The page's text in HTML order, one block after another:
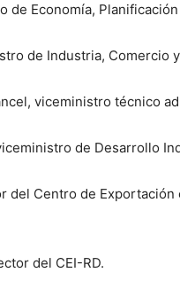
Economía, Planificación
de Industria, Comercio y
viceministro técnico
de Desarrollo
Centro de Exportación
del CEI-RD.